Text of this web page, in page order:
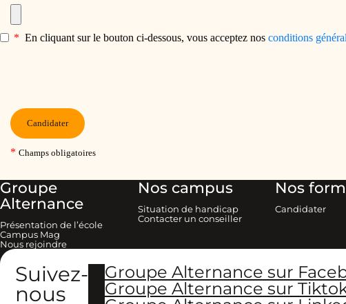
Groupe
Alternance
Présentation de l’école
Campus Mag
Nous rejoindre
Nos campus
Situation de handicap
Contacter un conseiller
Nos
Candidater
Suivez-
nous
Groupe Alternance sur
Groupe Alternance sur